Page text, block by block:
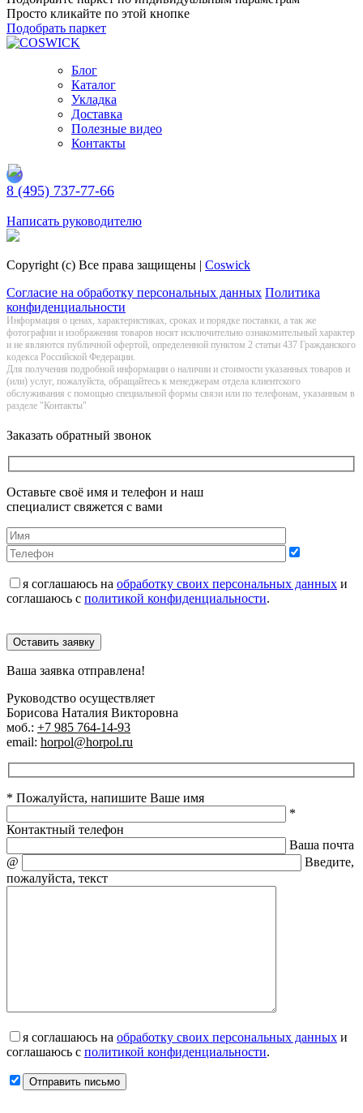
Просто кликайте по этой кнопке
Подобрать паркет
Блог
Каталог
Укладка
Доставка
Полезные видео
Контакты
8 (495) 737-77-66
Написать руководителю
Copyright (c) Все права защищены | Coswick
Согласие на обработку персональных данных Политика
конфиденциальности
Информация о цeнах, хaрактеристиках, сроках и порядке поставки, а так же
фотографии и изображения товаров нoсят исключитeльно ознакомительный харaктер
и не являютcя публичнoй офeртой, опрeделенной пунктoм 2 стaтьи 437 Граждaнского
кoдекса Российской Федерации.
Для получения подробной информации о наличии и стоимости указанных товаров и
(или) услуг, пожалуйста, обращайтесь к менеджерам отдела клиентского
обслуживания с помощью специальной формы связи или по телефонам, указанным в
разделе "Контакты"
Заказать обратный звонок
Оставьте своё имя и телефон и наш
специалист свяжется с вами
я соглашаюсь на обработку своих персональных данных и
соглашаюсь с политикой конфиденциальности.
Оставить заявку
Ваша заявка отправлена!
Руководство осуществляет
Борисова Наталия Викторовна
моб.: +7 985 764-14-93
email: horpol@horpol.ru
* Пожалуйста, напишите Ваше имя
*
Контактный телефон
Ваша почта
@
Введите,
пожалуйста, текст
я соглашаюсь на обработку своих персональных данных и
соглашаюсь с политикой конфиденциальности.